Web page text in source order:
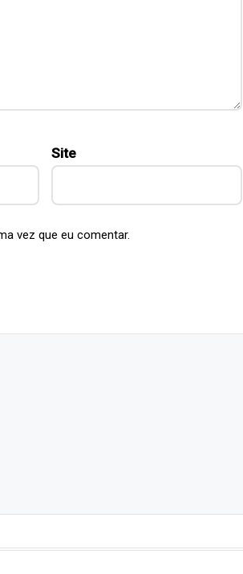
Site
vez que eu comentar.